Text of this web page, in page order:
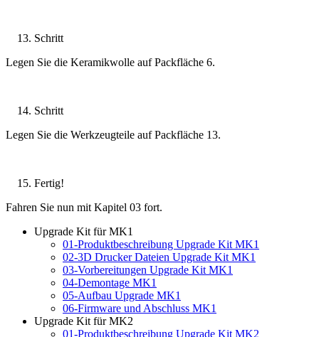
Schritt
Legen Sie die Keramikwolle auf Packfläche 6.
Schritt
Legen Sie die Werkzeugteile auf Packfläche 13.
Fertig!
Fahren Sie nun mit Kapitel 03 fort.
Upgrade Kit für MK1
01-Produktbeschreibung Upgrade Kit MK1
02-3D Drucker Dateien Upgrade Kit MK1
03-Vorbereitungen Upgrade Kit MK1
04-Demontage MK1
05-Aufbau Upgrade MK1
06-Firmware und Abschluss MK1
Upgrade Kit für MK2
01-Produktbeschreibung Upgrade Kit MK2